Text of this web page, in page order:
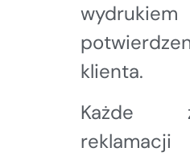
wydrukiem
klienta.
Każde